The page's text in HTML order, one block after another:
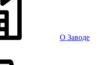
О Заводе